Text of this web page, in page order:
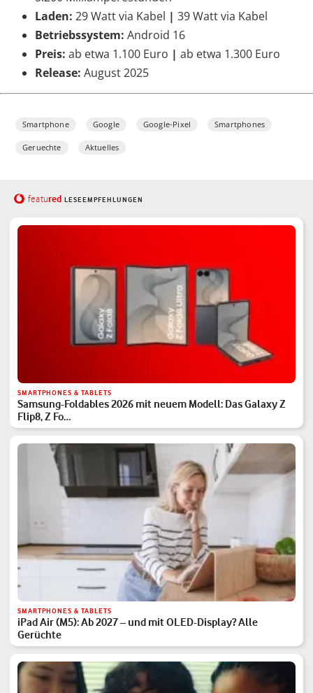
Laden: 29 Watt via Kabel | 39 Watt via Kabel
Betriebssystem: Android 16
Preis: ab etwa 1.100 Euro | ab etwa 1.300 Euro
Release: August 2025
Smartphone Google Google-Pixel Smartphones
Geruechte Aktuelles
featured LESEEMPFEHLUNGEN
SMARTPHONES & TABLETS
Samsung-Foldables 2026 mit neuem Modell: Das Galaxy Z
Flip8, Z Fo…
SMARTPHONES & TABLETS
iPad Air (M5): Ab 2027 – und mit OLED-Display? Alle
Gerüchte